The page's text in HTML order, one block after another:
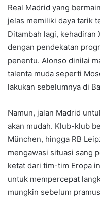
Real Madrid yang
jelas memiliki daya tarik
Ditambah lagi, kehadiran
dengan pendekatan
penentu. Alonso dinilai
talenta muda seperti
lakukan sebelumnya di
Namun, jalan Madrid
akan mudah. Klub-klub
München, hingga RB
mengawasi situasi sang
ketat dari tim-tim Eropa
untuk mempercepat
mungkin sebelum